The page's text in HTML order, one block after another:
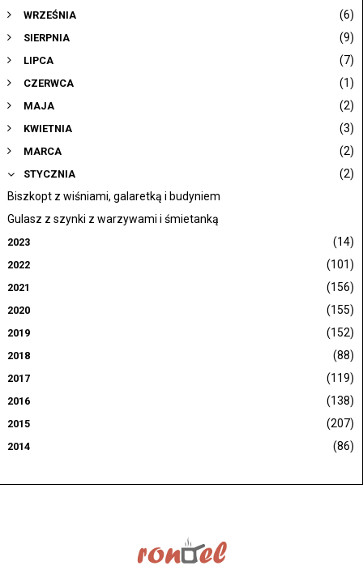
WRZEŚNIA (6)
SIERPNIA (9)
LIPCA (7)
CZERWCA (1)
MAJA (2)
KWIETNIA (3)
MARCA (2)
STYCZNIA
(2)
Biszkopt z wiśniami, galaretką i budyniem
Gulasz z szynki z warzywami i śmietanką
2023 (14)
2022 (101)
2021 (156)
2020 (155)
2019 (152)
2018 (88)
2017 (119)
2016 (138)
2015 (207)
2014 (86)